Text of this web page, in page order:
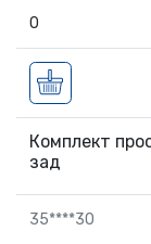
0
Комплект
зад
35****30